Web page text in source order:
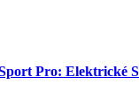
Pro: Elektrické